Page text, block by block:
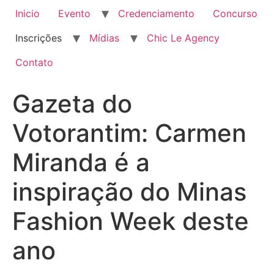
Inicio Evento Credenciamento
Concurso
Inscrições
Mídias
Chic Le Agency
Contato
Gazeta do
Votorantim: Carmen
Miranda é a
inspiração do Minas
Fashion Week deste
ano